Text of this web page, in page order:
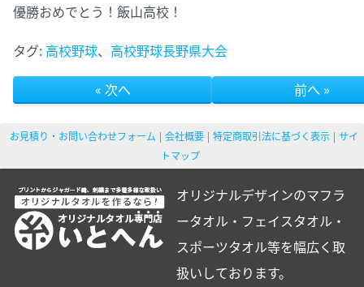
優勝おめでとう！飯山高校！
タグ: 高校野球、 高校野球長野県大会
« 次へ
前へ »
お見積り・お問い合わせフォーム 会社概要 特定商取引法に基づく表示
サイ
トマップ
オリジナルデザインのマフラ
ータオル・フェイスタオル・
スポーツタオル等を幅広く取
扱いしております。